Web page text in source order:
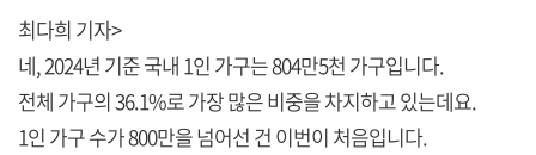
최다희 기자>
네, 2024년 기준 국내 1인 가구는 804만5천 가구입니다.
전체 가구의 36.1%로 가장 많은 비중을 차지하고 있는데요.
1인 가구 수가 800만을 넘어선 건 이번이 처음입니다.